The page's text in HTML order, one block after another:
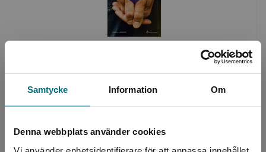
Samtycke Information Om
Denna webbplats använder cookies
Lundborg, Linnea
140 krinkl. moms
Exkl. moms: 132 kr